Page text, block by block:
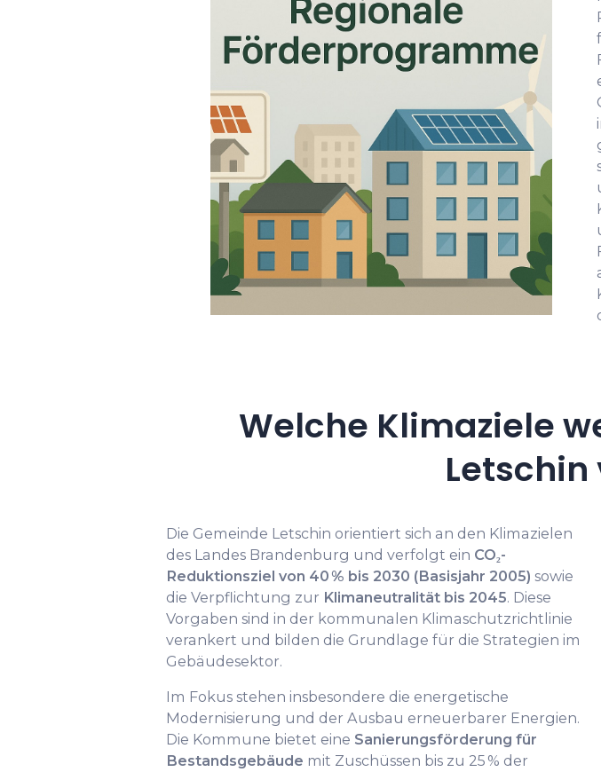
Welche Klimaziele
Die Gemeinde Letschin orientiert sich an den Klimazielen
des Landes Brandenburg und verfolgt ein CO₂-
Reduktionsziel von 40 % bis 2030 (Basisjahr 2005) sowie
die Verpflichtung zur Klimaneutralität bis 2045. Diese
Vorgaben sind in der kommunalen Klimaschutzrichtlinie
verankert und bilden die Grundlage für die Strategien im
Gebäudesektor.
Im Fokus stehen insbesondere die energetische
Modernisierung und der Ausbau erneuerbarer Energien.
Die Kommune bietet eine Sanierungsförderung für
Bestandsgebäude mit Zuschüssen bis zu 25 % der